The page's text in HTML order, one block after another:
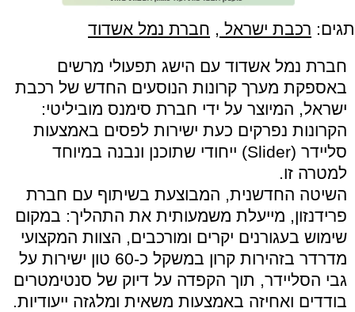
תגים: רכבת ישראל , חברת נמל אשדוד
חברת נמל אשדוד עם הישג תפעולי מרשים
באספקת מערך קרונות הנוסעים החדש של רכבת
ישראל, המיוצר על ידי חברת סימנס מוביליטי:
הקרונות נפרקים כעת ישירות לפסים באמצעות
סליידר (Slider) ייחודי שתוכנן ונבנה במיוחד
למטרה זו.
השיטה החדשנית, המבוצעת בשיתוף עם חברת
פרידנזון, מייעלת משמעותית את התהליך: במקום
שימוש בעגורנים יקרים ומורכבים, הצוות המקצועי
מדרדר בזהירות קרון במשקל כ-60 טון ישירות על
גבי הסליידר, תוך הקפדה על דיוק של סנטימטרים
בודדים ואחיזה באמצעות משאית ומלגזה ייעודיות.